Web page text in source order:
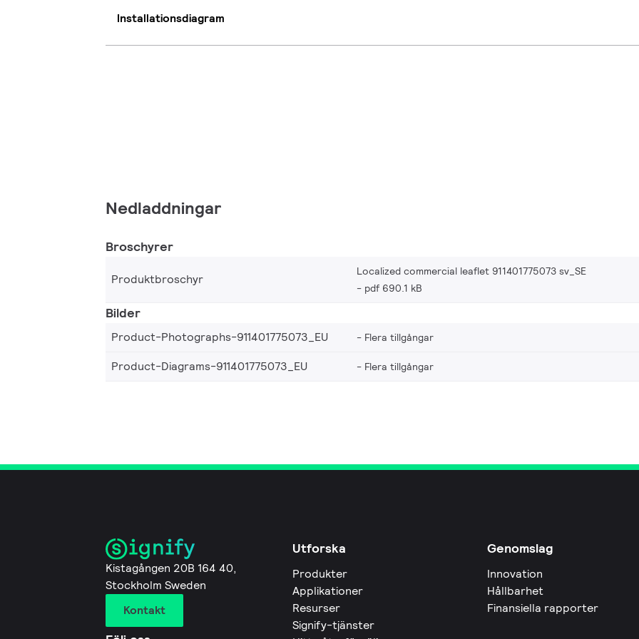
Installationsdiagram
Nedladdningar
Broschyrer
Produktbroschyr
Localized commercial leaflet 911401775073 sv_SE
pdf 690.1 kB
Bilder
Product-Photographs-911401775073_EU Flera tillgångar
Product-Diagrams-911401775073_EU Flera tillgångar
Kistagången 20B 164 40,
Stockholm Sweden
Kontakt
Utforska
Produkter
Applikationer
Resurser
Signify-tjänster
Genomslag
Innovation
Hållbarhet
Finansiella rapporter